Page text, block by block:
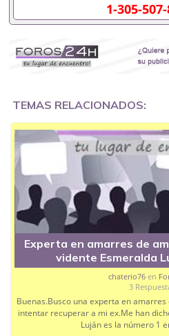
1-305-
TEMAS RELACIONADOS:
Experta en amarres de
vidente Esmeralda
chaterio76en
3
Buenas.Busco una experta en
intentar recuperar a mi ex.Me han
Luján es la número 1